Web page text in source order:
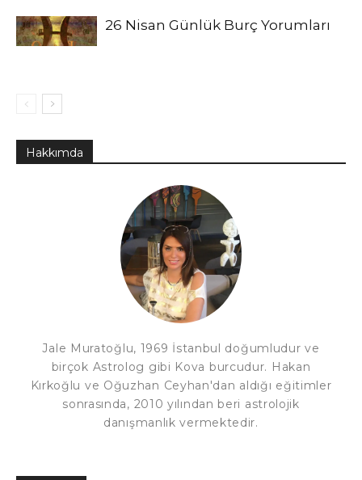
26 Nisan Günlük Burç Yorumları
Hakkımda
Jale Muratoğlu, 1969 İstanbul doğumludur ve
birçok Astrolog gibi Kova burcudur. Hakan
Kırkoğlu ve Oğuzhan Ceyhan'dan aldığı eğitimler
sonrasında, 2010 yılından beri astrolojik
danışmanlık vermektedir.